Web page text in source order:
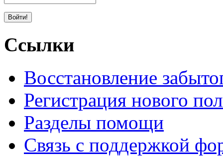
Ссылки
Восстановление
Регистрация нового
Разделы помощи
Связь с поддержкой